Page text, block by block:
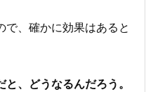
、確かに効果はあると
、どうなるんだろう。